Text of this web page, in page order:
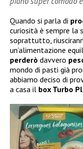
Quando si parla di
curiosità è sempre la
soprattutto,
un’alimentazione
perderò davvero
mondo di pasti già
abbiamo deciso di
a casa il box Turbo